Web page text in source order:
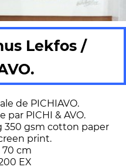
Lekfos /
de PICHIAVO.
PICHI & AVO.
350 gsm cotton paper
print.
70 cm
EX